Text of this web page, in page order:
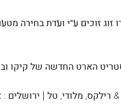
זוכים ע"י ועדת בחירה
הארט החדשה של קיקו
מלודי, טל | ירושלים :